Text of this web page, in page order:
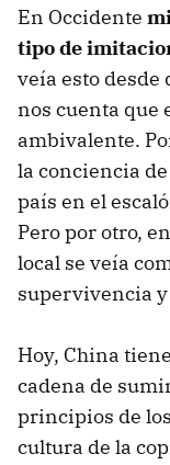
En Occidente
tipo de
veía esto desde
nos cuenta que
ambivalente.
la conciencia
país en el
Pero por otro,
local se veía
supervivencia
Hoy, China
cadena de
principios de
cultura de la